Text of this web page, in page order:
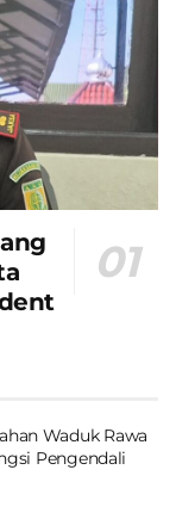
Waduk Rawa
Pengendali